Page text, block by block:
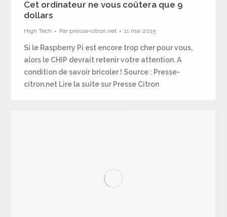
Cet ordinateur ne vous coûtera que 9
dollars
High Tech Par presse-citron.net 11 mai 2015
Si le Raspberry Pi est encore trop cher pour vous,
alors le CHIP devrait retenir votre attention. A
condition de savoir bricoler ! Source : Presse-
citron.net Lire la suite sur Presse Citron